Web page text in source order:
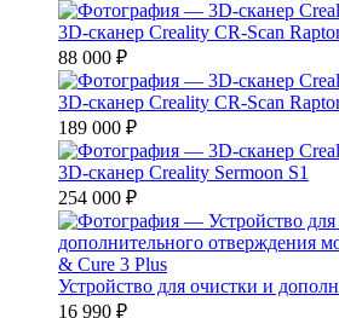
3D-сканер Creality CR-Scan
88 000 ₽
3D-сканер Creality CR-Scan
189 000 ₽
3D-сканер Creality Sermoon S1
254 000 ₽
Устройство для очистки и
16 990 ₽